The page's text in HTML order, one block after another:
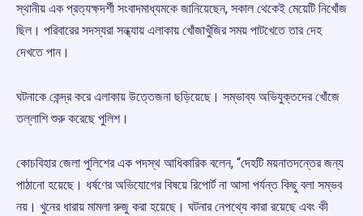
স্থানীয় এক প্রত্যক্ষদর্শী সংবাদমাধ্যমকে জানিয়েছেন, সকাল থেকেই মেয়েটি নিখোঁজ
ছিল। পরিবারের সদস্যরা সন্ধ্যায় এলাকায় খোঁজাখুঁজির সময় পাটখেতে তার দেহ
দেখতে পান।
ঘটনাকে কেন্দ্র করে এলাকায় উত্তেজনা ছড়িয়েছে। সম্ভাব্য অভিযুক্তদের খোঁজে
তল্লাশি শুরু করেছে পুলিশ।
কোচবিহার জেলা পুলিশের এক পদস্থ আধিকারিক বলেন, “দেহটি ময়নাতদন্তের জন্য
পাঠানো হয়েছে। ধর্ষণের অভিযোগের বিষয়ে রিপোর্ট না আসা পর্যন্ত কিছু বলা সম্ভব
নয়। খুনের ধারায় মামলা রুজু করা হয়েছে। ঘটনার নেপথ্যে কারা রয়েছে এবং কী